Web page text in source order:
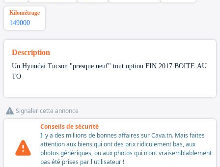
Kilométrage
149000
Description
Un Hyundai Tucson "presque neuf" tout option FIN 2017 BOITE AU
TO
Signaler cette annonce
Conseils de sécurité
Il y a des millions de bonnes affaires sur Cava.tn. Mais faites
attention aux biens qui ont des prix ridiculement bas, aux
photos génériques, ou aux photos qui n'ont vraisemblablement
pas été prises par l'utilisateur !